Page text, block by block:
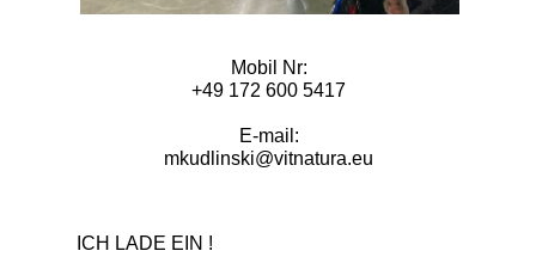
Mobil Nr:
+49 172 600 5417
E-mail:
mkudlinski@vitnatura.eu
ICH LADE EIN !